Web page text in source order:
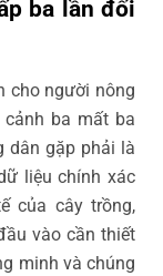
ba lần đối
cho người nông
ba mất ba
dân gặp phải là
liệu chính xác
của cây trồng,
vào cần thiết
minh và chúng